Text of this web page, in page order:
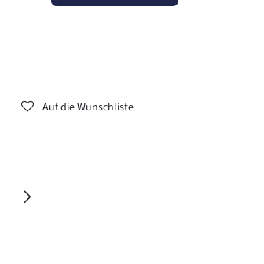
Auf die Wunschliste